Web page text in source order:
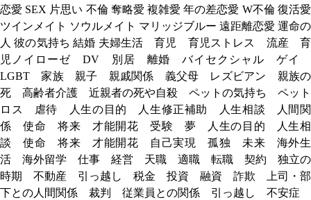
恋愛 SEX 片思い 不倫 奪略愛 複雑愛 年の差恋愛 W不倫 復活愛
ツインメイト ソウルメイト マリッジブルー 遠距離恋愛 運命の
人 彼の気持ち 結婚 夫婦生活 育児 育児ストレス 流産 育
児ノイローゼ DV 別居 離婚 バイセクシャル ゲイ
LGBT 家族 親子 親戚関係 義父母 レズビアン 親族の
死 高齢者介護 近親者の死や自殺 ペットの気持ち ペット
ロス 虐待 人生の目的 人生修正補助 人生相談 人間関
係 使命 将来 才能開花 受験 夢 人生の目的 人生相
談 使命 将来 才能開花 自己実現 孤独 未来 海外生
活 海外留学 仕事 経営 天職 適職 転職 契約 独立の
時期 不動産 引っ越し 税金 投資 融資 詐欺 上司・部
下との人間関係 裁判 従業員との関係 引っ越し 不安症